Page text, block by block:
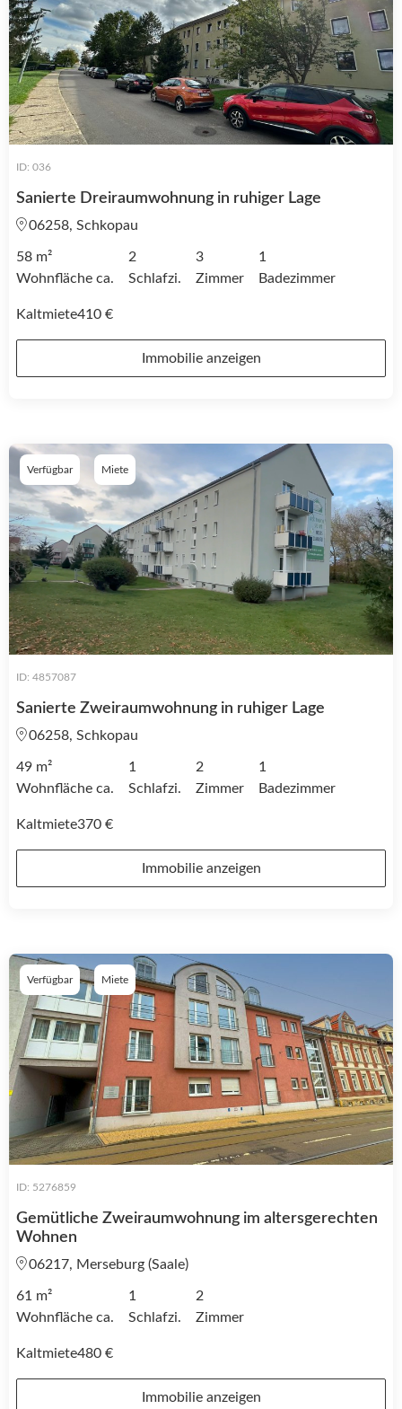
ID: 036
Sanierte Dreiraumwohnung in ruhiger Lage
06258, Schkopau
58 m²
Wohnfläche ca.
2
Schlafzi.
3
Zimmer
1
Badezimmer
Kaltmiete410 €
Immobilie anzeigen
Verfügbar Miete
ID: 4857087
Sanierte Zweiraumwohnung in ruhiger Lage
06258, Schkopau
49 m²
Wohnfläche ca.
1
Schlafzi.
2
Zimmer
1
Badezimmer
Kaltmiete370 €
Immobilie anzeigen
Verfügbar Miete
ID: 5276859
Gemütliche Zweiraumwohnung im altersgerechten
Wohnen
06217, Merseburg (Saale)
61 m²
Wohnfläche ca.
1
Schlafzi.
2
Zimmer
Kaltmiete480 €
Immobilie anzeigen